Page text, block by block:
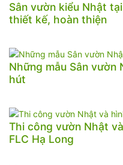
Sân vườn kiểu Nhật
thiết kế, hoàn thiện
Những mẫu Sân vườn
hút
Thi công vườn Nhật
FLC Hạ Long